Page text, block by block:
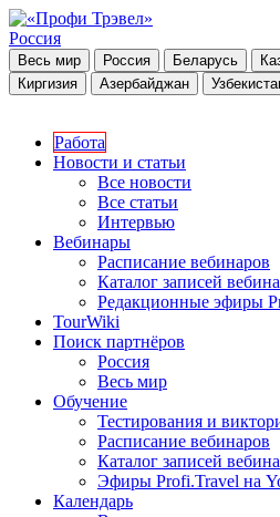
Россия
Весь мир Россия Беларусь
Киргизия
Азербайджан
Работа
Новости и статьи
Все новости
Все статьи
Интервью
Вебинары
Расписание вебинаров
Каталог записей
Редакционные эфиры
TourWiki
Поиск партнёров
Россия
Весь мир
Обучение
Тестирования и
Расписание вебинаров
Каталог записей
Эфиры Profi.Travel на
Календарь